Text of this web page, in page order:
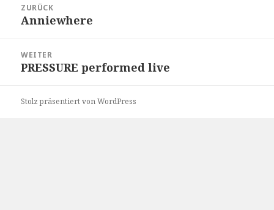
ZURÜCK
Vorheriger
Anniewhere
WEITER
Nächster
PRESSURE performed live
Stolz präsentiert von WordPress